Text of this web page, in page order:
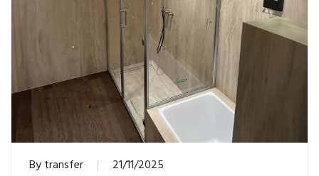
Bytransfer 21/11/2025